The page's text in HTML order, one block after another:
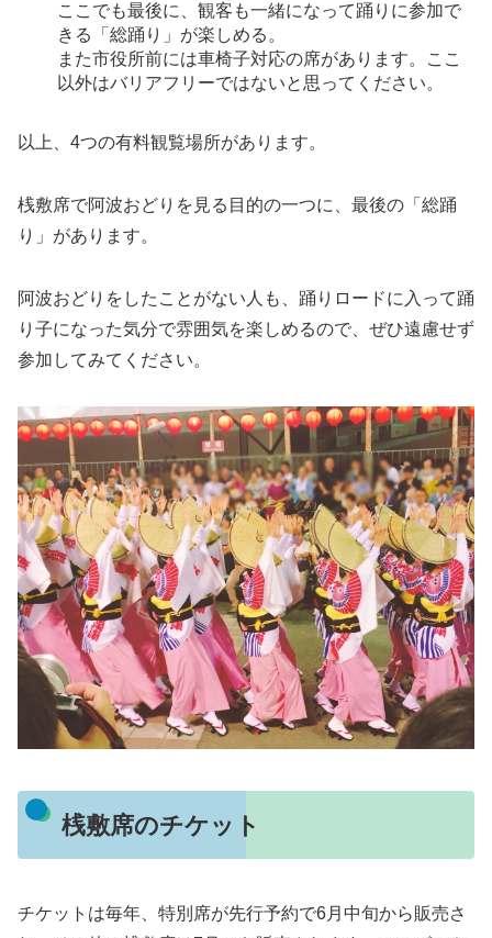
ここでも最後に、観客も一緒になって踊りに参加で
きる「総踊り」が楽しめる。
また市役所前には車椅子対応の席があります。ここ
以外はバリアフリーではないと思ってください。
以上、4つの有料観覧場所があります。
桟敷席で阿波おどりを見る目的の一つに、最後の「総踊
り」があります。
阿波おどりをしたことがない人も、踊りロードに入って踊
り子になった気分で雰囲気を楽しめるので、ぜひ遠慮せず
参加してみてください。
桟敷席のチケット
チケットは毎年、特別席が先行予約で6月中旬から販売さ